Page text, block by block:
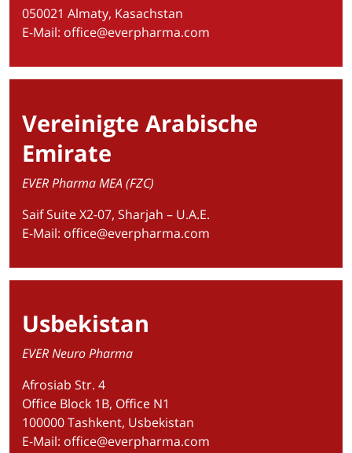
050021 Almaty, Kasachstan
E-Mail: office@everpharma.com
Vereinigte Arabische
Emirate
EVER Pharma MEA (FZC)
Saif Suite X2-07, Sharjah – U.A.E.
E-Mail: office@everpharma.com
Usbekistan
EVER Neuro Pharma
Afrosiab Str. 4
Office Block 1B, Office N1
100000 Tashkent, Usbekistan
E-Mail: office@everpharma.com